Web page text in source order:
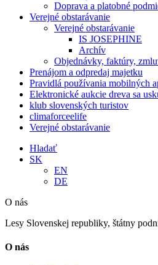
Doprava a platobné
Verejné obstarávanie
Verejné obstarávanie
IS JOSEPHINE
Archív
Objednávky, faktúry,
Prenájom a odpredaj majetku
Pravidlá používania mobilných
Elektronické aukcie dreva sa
klub slovenských turistov
climaforceelife
Verejné obstarávanie
Hladať
SK
EN
DE
O nás
Lesy Slovenskej republiky, štátny
O nás